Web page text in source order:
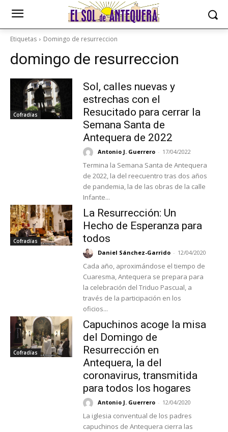
Etiquetas Domingo de resurreccion
domingo de resurreccion
Cofradías
Sol, calles nuevas y
estrechas con el
Resucitado para cerrar la
Semana Santa de
Antequera de 2022
Antonio J. Guerrero - 17/04/2022
Termina la Semana Santa de Antequera
de 2022, la del reecuentro tras dos años
de pandemia, la de las obras de la calle
Infante...
Cofradías
La Resurrección: Un
Hecho de Esperanza para
todos
Daniel Sánchez-Garrido - 12/04/2020
Cada año, aproximándose el tiempo de
Cuaresma, Antequera se prepara para
la celebración del Triduo Pascual, a
través de la participación en los
oficios...
Cofradías
Capuchinos acoge la misa
del Domingo de
Resurrección en
Antequera, la del
coronavirus, transmitida
para todos los hogares
Antonio J. Guerrero - 12/04/2020
La iglesia conventual de los padres
capuchinos de Antequera cierra las